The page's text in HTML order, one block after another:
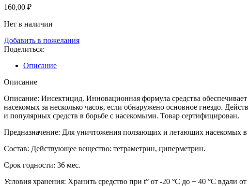
160,00 ₽
Нет в наличии
Добавить в пожелания
Поделиться:
Описание
Описание
Описание: Инсектицид. Инновационная формула средства
насекомых за несколько часов, если обнаружено основное гнездо.
и популярных средств в борьбе с насекомыми. Товар сертифицирован.
Предназначение: Для уничтожения ползающих и летающих насекомых
Состав: Действующее вещество: тетраметрин, циперметрин.
Срок годности: 36 мес.
Условия хранения: Хранить средство при t° от -20 °С до + 40 °С вдали